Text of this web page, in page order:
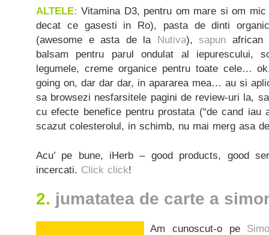
ALTELE: Vitamina D3, pentru om mare si om
decat ce gasesti in Ro), pasta de dinti
(awesome e asta de la Nutiva), sapun african
balsam pentru parul ondulat al iepurescului,
legumele, creme organice pentru toate cele…
going on, dar dar dar, in apararea mea… au si
sa browsezi nesfarsitele pagini de review-uri la,
cu efecte benefice pentru prostata (“de cand iau
scazut colesterolul, in schimb, nu mai merg asa
Acu’ pe bune, iHerb – good products, good
incercati. Click click!
2. jumatatea de carte a
Am cunoscut-o pe